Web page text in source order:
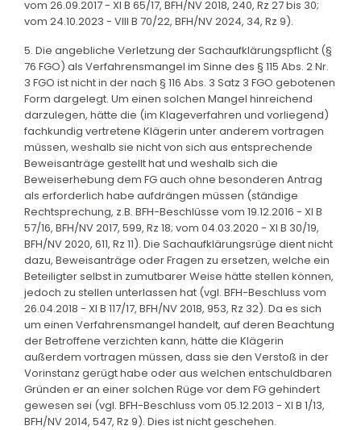
vom 26.09.2017 - XI B 65/17, BFH/NV 2018, 240, Rz 27 bis 30;
vom 24.10.2023 - VIII B 70/22, BFH/NV 2024, 34, Rz 9).
5. Die angebliche Verletzung der Sachaufklärungspflicht (§
76 FGO) als Verfahrensmangel im Sinne des § 115 Abs. 2 Nr.
3 FGO ist nicht in der nach § 116 Abs. 3 Satz 3 FGO gebotenen
Form dargelegt. Um einen solchen Mangel hinreichend
darzulegen, hätte die (im Klageverfahren und vorliegend)
fachkundig vertretene Klägerin unter anderem vortragen
müssen, weshalb sie nicht von sich aus entsprechende
Beweisanträge gestellt hat und weshalb sich die
Beweiserhebung dem FG auch ohne besonderen Antrag
als erforderlich habe aufdrängen müssen (ständige
Rechtsprechung, z.B. BFH-Beschlüsse vom 19.12.2016 - XI B
57/16, BFH/NV 2017, 599, Rz 18; vom 04.03.2020 - XI B 30/19,
BFH/NV 2020, 611, Rz 11). Die Sachaufklärungsrüge dient nicht
dazu, Beweisanträge oder Fragen zu ersetzen, welche ein
Beteiligter selbst in zumutbarer Weise hätte stellen können,
jedoch zu stellen unterlassen hat (vgl. BFH-Beschluss vom
26.04.2018 - XI B 117/17, BFH/NV 2018, 953, Rz 32). Da es sich
um einen Verfahrensmangel handelt, auf deren Beachtung
der Betroffene verzichten kann, hätte die Klägerin
außerdem vortragen müssen, dass sie den Verstoß in der
Vorinstanz gerügt habe oder aus welchen entschuldbaren
Gründen er an einer solchen Rüge vor dem FG gehindert
gewesen sei (vgl. BFH-Beschluss vom 05.12.2013 - XI B 1/13,
BFH/NV 2014, 547, Rz 9). Dies ist nicht geschehen.